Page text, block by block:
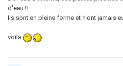
d'eau !!
Ils sont en pleine forme et n'ont jamais
voila